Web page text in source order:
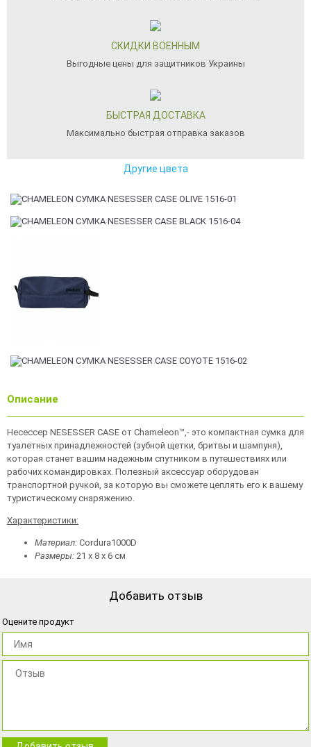
СКИДКИ ВОЕННЫМ
Выгодные цены для защитников Украины
БЫСТРАЯ ДОСТАВКА
Максимально быстрая отправка заказов
Другие цвета
Описание
Несессер NESESSER CASE от Chameleon™,- это компактная сумка для
туалетных принадлежностей (зубной щетки, бритвы и шампуня),
которая станет вашим надежным спутником в путешествиях или
рабочих командировках. Полезный аксессуар оборудован
транспортной ручкой, за которую вы сможете цеплять его к вашему
туристическому снаряжению.
Характеристики:
Материал: Cordura1000D
Размеры: 21 х 8 х 6 см
Добавить отзыв
Оцените продукт